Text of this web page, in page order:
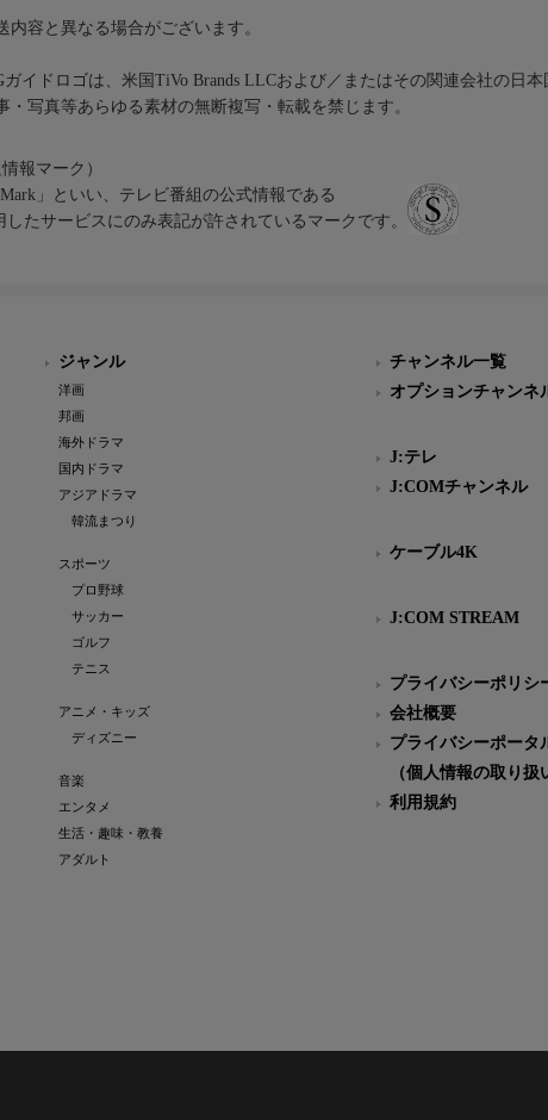
容と異なる場合がございます。
イドロゴは、米国TiVo Brands LLCおよび／またはその関連会社の日
写真等あらゆる素材の無断複写・転載を禁じます。
報マーク）
」といい、テレビ番組の公式情報である
したサービスにのみ表記が許されているマークです。
ジャンル
洋画
邦画
海外ドラマ
国内ドラマ
アジアドラマ
韓流まつり
スポーツ
プロ野球
サッカー
ゴルフ
テニス
アニメ・キッズ
ディズニー
音楽
エンタメ
生活・趣味・教養
アダルト
チャンネル一覧
オプションチャンネ
J:テレ
J:COMチャンネル
ケーブル4K
J:COM STREAM
プライバシーポリシ
会社概要
プライバシーポータ
（個人情報の取り扱
利用規約